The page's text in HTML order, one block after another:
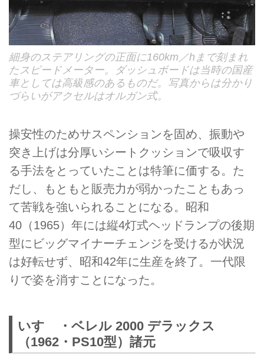
細身のステアリングの正面に160km／hまで刻まれ
たスピードメーター。ダッシュボードは当時の国産
車としては高級感のあるものだ。写真からは分かり
づらいがアクセルはオルガン式。
操安性のためサスペンションを固め、振動や
突き上げは分厚いシートクッションで吸収す
る手法をとっていたことは特筆に価する。た
だし、もともと販売力が弱かったこともあっ
て苦戦を強いられることになる。昭和
40（1965）年には縦4灯式ヘッドランプの後期
型にビッグマイナーチェンジを受けるが状況
は好転せず、昭和42年に生産を終了。一代限
りで姿を消すことになった。
いすゞ・ベレル 2000 デラックス
（1962・PS10型）諸元